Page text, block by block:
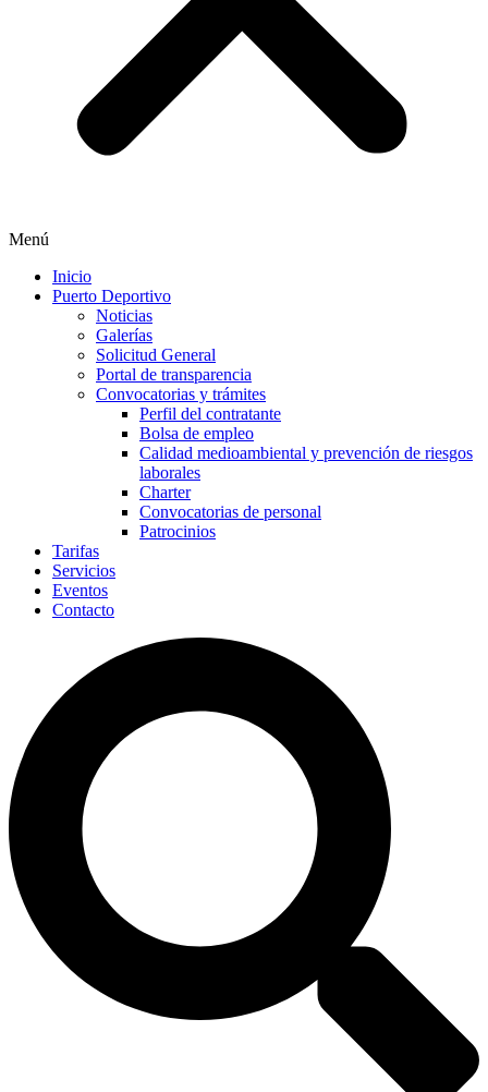
Menú
Inicio
Puerto Deportivo
Noticias
Galerías
Solicitud General
Portal de transparencia
Convocatorias y trámites
Perfil del contratante
Bolsa de empleo
Calidad medioambiental y prevención de riesgos
laborales
Charter
Convocatorias de personal
Patrocinios
Tarifas
Servicios
Eventos
Contacto